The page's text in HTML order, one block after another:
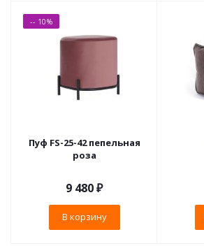
-- 10%
Пуф FS-25-42 пепельная
роза
9 480₽
В корзину